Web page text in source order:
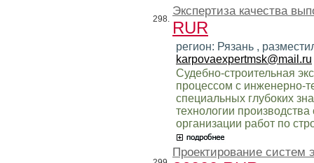
298.
Экспертиза качества
RUR
регион: Рязань ,
karpovaexpertmsk@mail.ru
Судебно-строительная
процессом с инженерно-
специальных глубоких
технологии
организации работ по
Проектирование систем